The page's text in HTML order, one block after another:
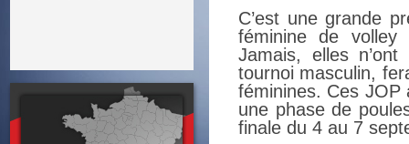
C’est une grande
féminine de
Jamais, elles
tournoi masculin,
féminines. Ces JOP
une phase de
finale du 4 au 7